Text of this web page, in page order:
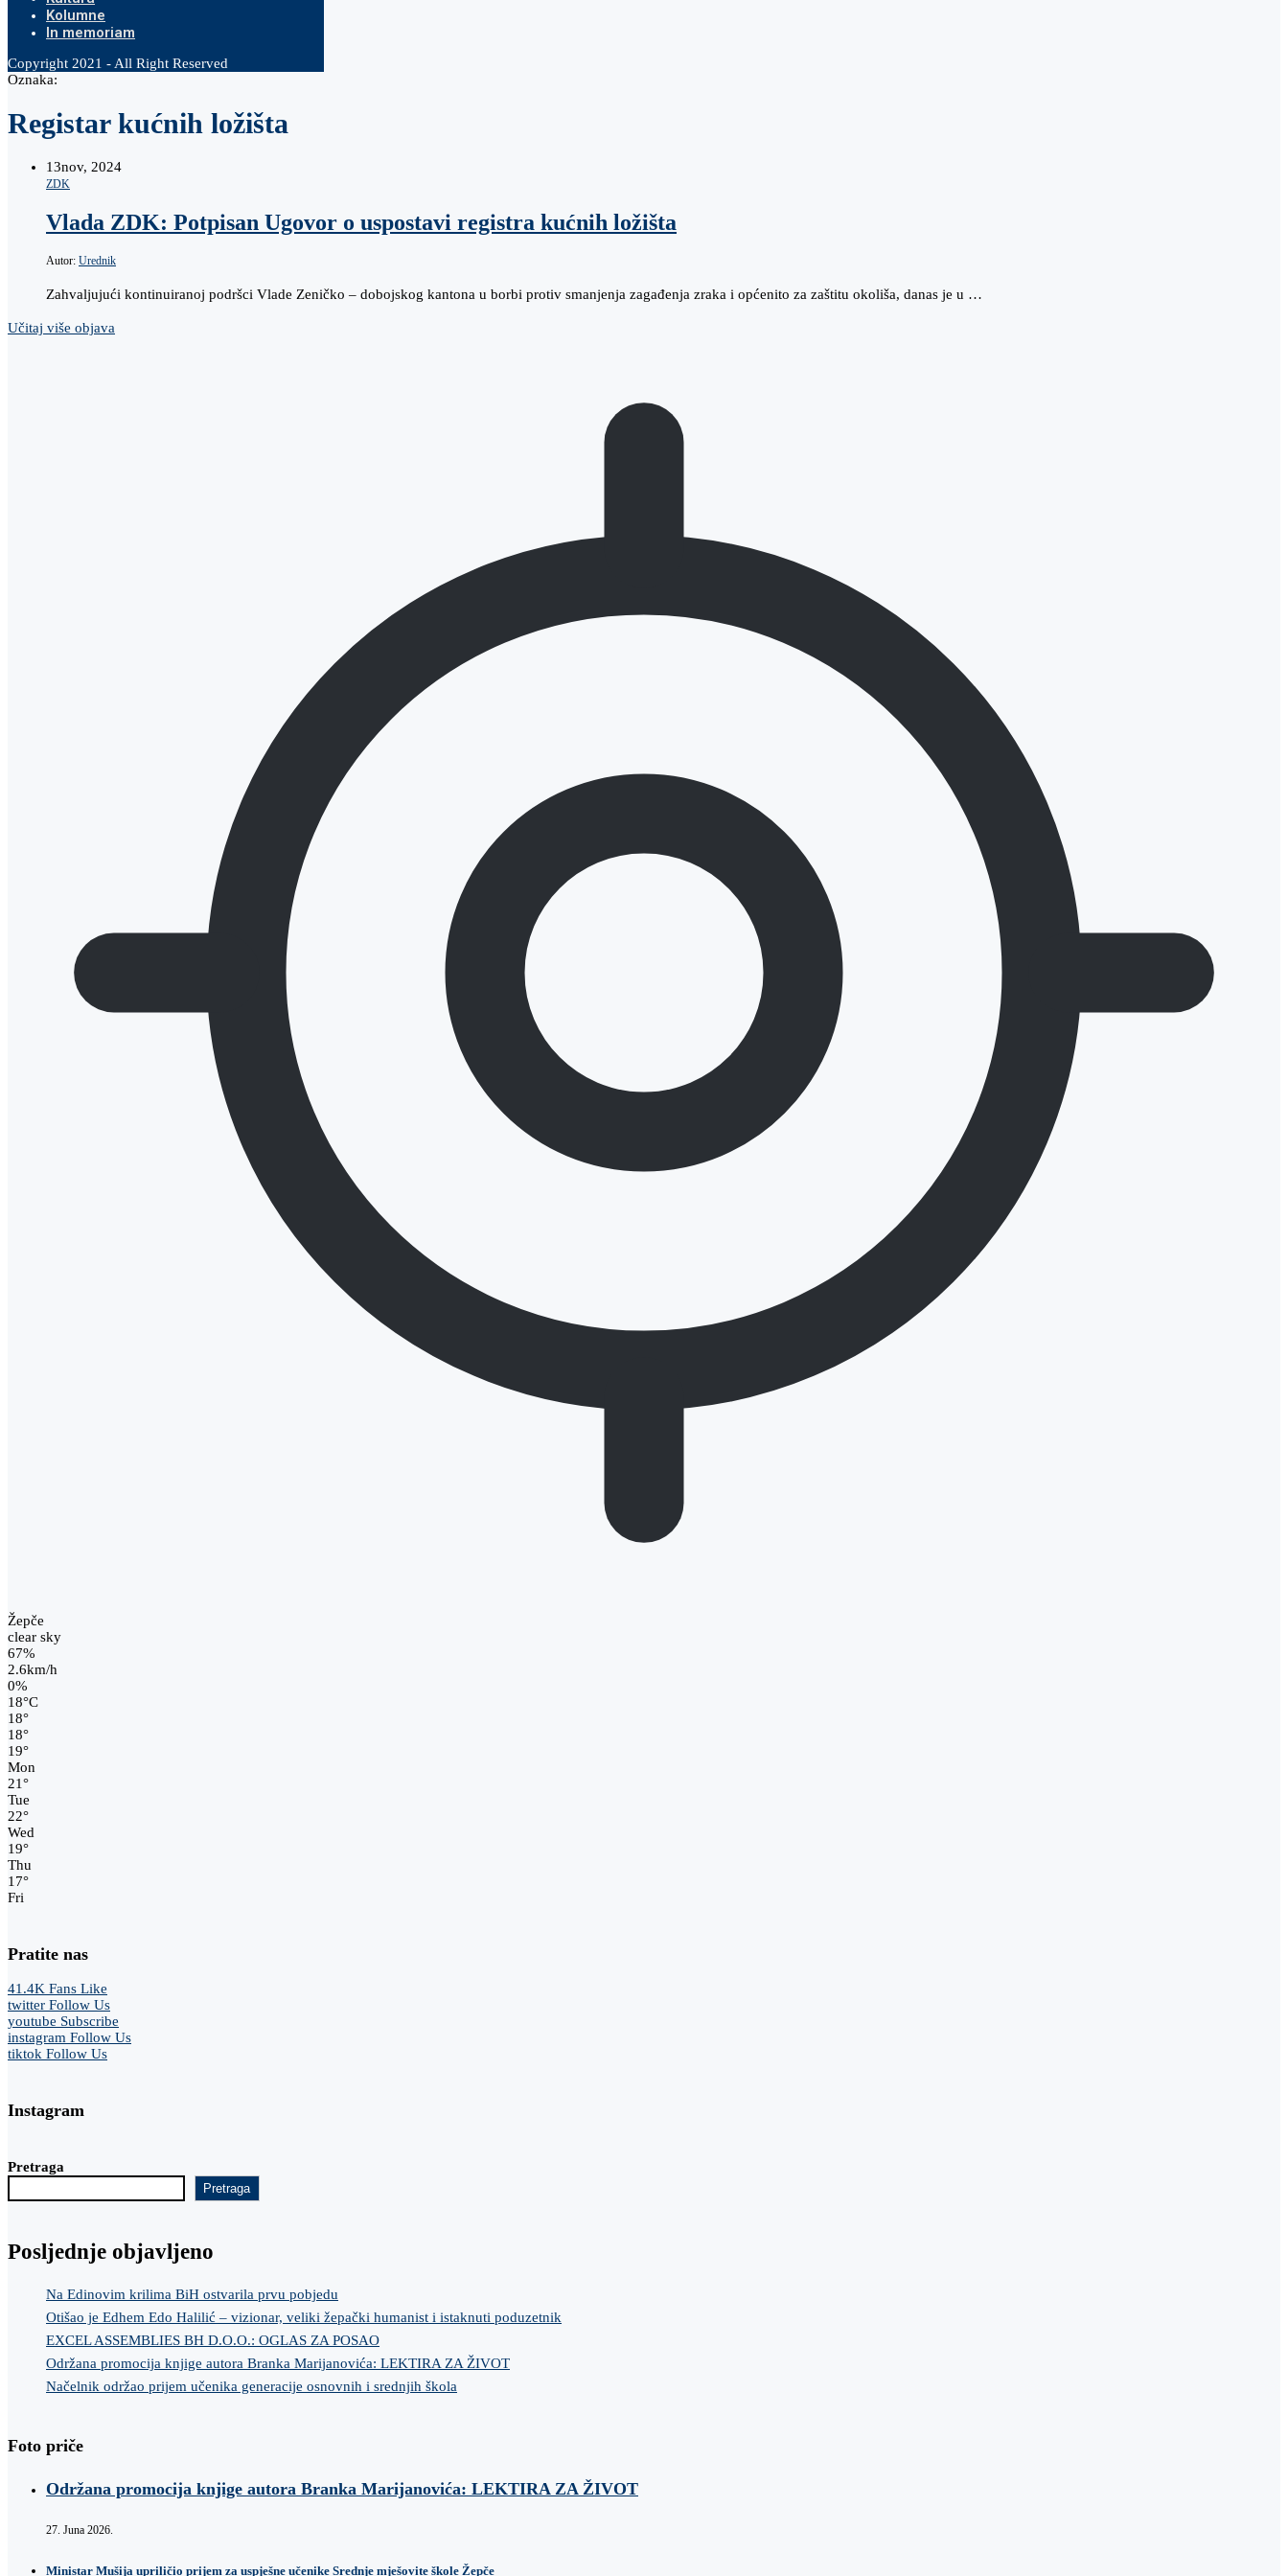
Kolumne
In memoriam
Copyright 2021 - All Right Reserved
Oznaka:
Registar kućnih ložišta
13nov, 2024
ZDK
Vlada ZDK: Potpisan Ugovor o uspostavi registra kućnih ložišta
Autor: Urednik
Zahvaljujući kontinuiranoj podršci Vlade Zeničko – dobojskog kantona u borbi protiv smanjenja zagađenja zraka i općenito za zaštitu okoliša, danas je u …
Učitaj više objava
Žepče
clear sky
67%
2.6km/h
0%
18°C
18°
18°
19°
Mon
21°
Tue
22°
Wed
19°
Thu
17°
Fri
Pratite nas
41.4K Fans Like
twitter Follow Us
youtube Subscribe
instagram Follow Us
tiktok Follow Us
Instagram
Pretraga
Pretraga
Posljednje objavljeno
Na Edinovim krilima BiH ostvarila prvu pobjedu
Otišao je Edhem Edo Halilić – vizionar, veliki žepački humanist i istaknuti poduzetnik
EXCEL ASSEMBLIES BH D.O.O.: OGLAS ZA POSAO
Održana promocija knjige autora Branka Marijanovića: LEKTIRA ZA ŽIVOT
Načelnik održao prijem učenika generacije osnovnih i srednjih škola
Foto priče
Održana promocija knjige autora Branka Marijanovića: LEKTIRA ZA ŽIVOT
27. Juna 2026.
Ministar Mušija upriličio prijem za uspješne učenike Srednje mješovite škole Žepče